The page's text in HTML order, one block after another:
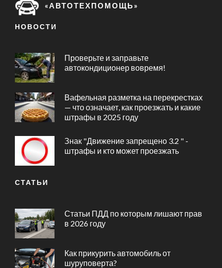
«АВТОТЕХПОМОЩЬ»
НОВОСТИ
Проверьте и заправьте
автокондиционер вовремя!
Вафельная разметка на перекрестках
— что означает, как проезжать и какие
штрафы в 2025 году
Знак "Движение запрещено 3.2 " -
штрафы и кто может проезжать
СТАТЬИ
Статьи ПДД по которым лишают прав
в 2026 году
Как прикурить автомобиль от
шуруповерта?